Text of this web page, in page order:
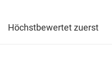
Höchstbewertet zuerst